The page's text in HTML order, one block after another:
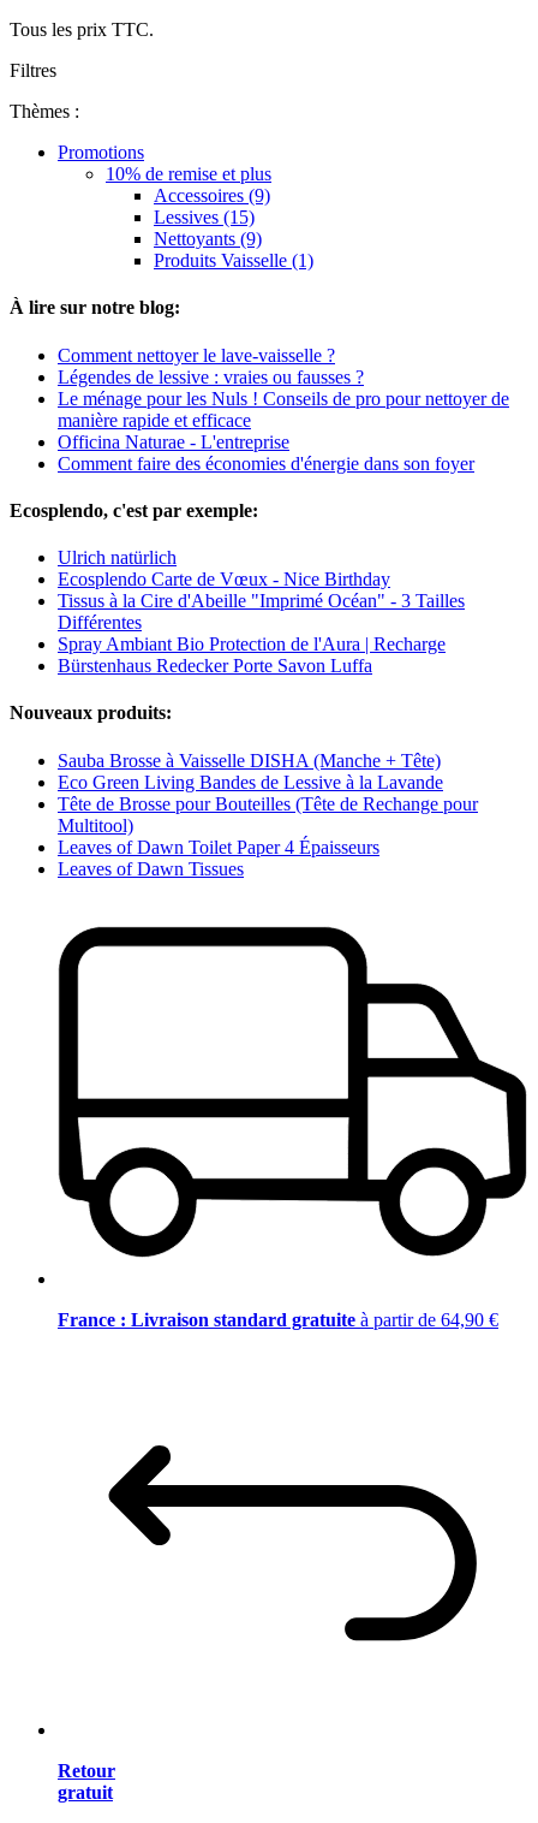
Tous les prix TTC.
Filtres
Thèmes :
Promotions
10% de remise et plus
Accessoires (9)
Lessives (15)
Nettoyants (9)
Produits Vaisselle (1)
À lire sur notre blog:
Comment nettoyer le lave-vaisselle ?
Légendes de lessive : vraies ou fausses ?
Le ménage pour les Nuls ! Conseils de pro pour nettoyer de
manière rapide et efficace
Officina Naturae - L'entreprise
Comment faire des économies d'énergie dans son foyer
Ecosplendo, c'est par exemple:
Ulrich natürlich
Ecosplendo Carte de Vœux - Nice Birthday
Tissus à la Cire d'Abeille "Imprimé Océan" - 3 Tailles
Différentes
Spray Ambiant Bio Protection de l'Aura | Recharge
Bürstenhaus Redecker Porte Savon Luffa
Nouveaux produits:
Sauba Brosse à Vaisselle DISHA (Manche + Tête)
Eco Green Living Bandes de Lessive à la Lavande
Tête de Brosse pour Bouteilles (Tête de Rechange pour
Multitool)
Leaves of Dawn Toilet Paper 4 Épaisseurs
Leaves of Dawn Tissues
France : Livraison standard gratuite à partir de 64,90 €
Retour
gratuit